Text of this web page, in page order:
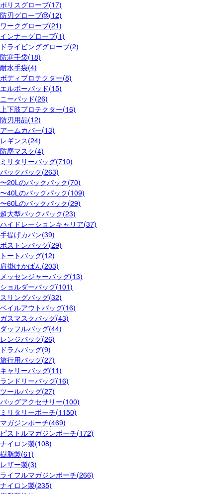
ポリスグローブ(17)
防刃グローブ@(12)
ワークグローブ(21)
インナーグローブ(1)
ドライビンググローブ(2)
防寒手袋(18)
耐水手袋(4)
ボディプロテクター(8)
エルボーパッド(15)
ニーパッド(26)
上下肢プロテクター(16)
防刃用品(12)
アームカバー(13)
レギンス(24)
防塵マスク(4)
ミリタリーバッグ(710)
バックパック(263)
〜20Lのバックパック(70)
〜40Lのバックパック(109)
〜60Lのバックパック(29)
超大型バックパック(23)
ハイドレーションキャリア(37)
手提げカバン(39)
ボストンバッグ(29)
トートバッグ(12)
肩掛けかばん(203)
メッセンジャーバッグ(13)
ショルダーバッグ(101)
スリングバッグ(32)
ベイルアウトバッグ(16)
ガスマスクバッグ(43)
ダッフルバッグ(44)
レンジバッグ(26)
ドラムバッグ(9)
旅行用バッグ(27)
キャリーバッグ(11)
ランドリーバッグ(16)
ツールバッグ(27)
バッグアクセサリー(100)
ミリタリーポーチ(1150)
マガジンポーチ(469)
ピストルマガジンポーチ(172)
ナイロン製(108)
樹脂製(61)
レザー製(3)
ライフルマガジンポーチ(266)
ナイロン製(235)